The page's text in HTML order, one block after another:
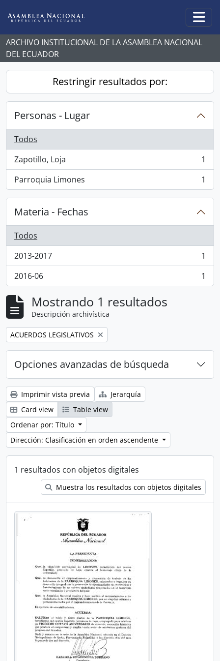
ARCHIVO INSTITUCIONAL DE LA ASAMBLEA NACIONAL
DEL ECUADOR
Restringir resultados por:
Personas - Lugar
Todos
Zapotillo, Loja
, 1 resultados
1
Parroquia Limones
, 1 resultados 1
Materia - Fechas
Todos
2013-2017
, 1 resultados
1
2016-06
, 1 resultados 1
Mostrando 1 resultados
Descripción archivística
Remove filter:
ACUERDOS LEGISLATIVOS
Opciones avanzadas de búsqueda
Imprimir vista previa
Jerarquía
Card view
Table view
Ordenar por: Título
Dirección: Clasificación en orden ascendente
1 resultados con objetos digitales
Muestra los resultados con objetos digitales